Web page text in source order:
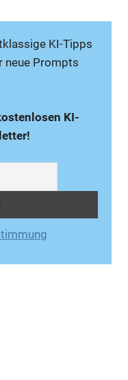
KI-Tipps
neue Prompts
KI-